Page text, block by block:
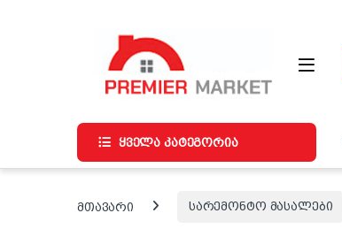
ყველა კატეგორია
მთავარი სარემონტო მასალები